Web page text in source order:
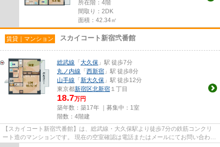
所在階：4階
間取り：2DK
面積：42.34㎡
賃貸｜マンション スカイコート新宿弐番館
総武線 「 大久保 」駅 徒歩7分
丸ノ内線 「 西新宿 」駅 徒歩8分
山手線 「 新大久保 」駅 徒歩12分
東京都新宿区北新宿 １丁目
18.7万円
築年数：築17年 ｜募集中： 1室
階数：4階建
【スカイコート新宿弐番館】は、総武線・大久保駅より徒歩7分の鉄筋コンクリ
ート造のマンションです。 現在の空室確認は電話またはメールにてお問い合わせ